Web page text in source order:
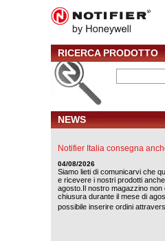
RICERCA PRODOTTO
NEWS
Notifier Italia consegna
04/08/2026
Siamo lieti di comunicarvi che
e ricevere i nostri prodotti
agosto.Il nostro magazzino
chiusura durante il mese di
possibile inserire ordini